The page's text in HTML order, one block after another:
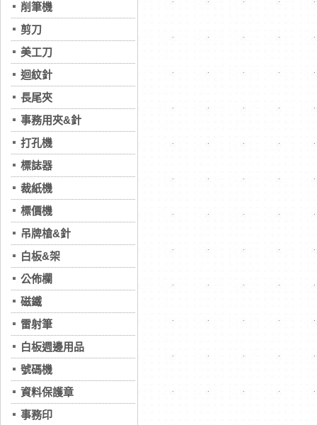
削筆機
剪刀
美工刀
迴紋針
長尾夾
事務用夾&針
打孔機
標誌器
裁紙機
標價機
吊牌槍&針
白板&架
公佈欄
磁鐵
雷射筆
白板週邊用品
號碼機
資料保護章
事務印